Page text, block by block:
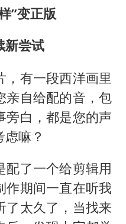
”变正版
新尝试
，有一段西洋画里
亲自给配的音，包
旁白，都是您的声
嘛？
配了一个给剪辑用
作期间一直在听我
了太久了，当找来